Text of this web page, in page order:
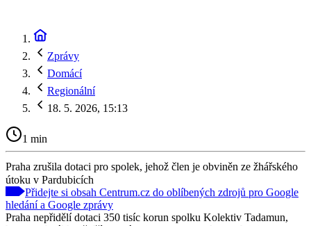
Zprávy
Domácí
Regionální
18. 5. 2026, 15:13
1 min
Praha zrušila dotaci pro spolek, jehož člen je obviněn ze žhářského
útoku v Pardubicích
Přidejte si obsah Centrum.cz do oblíbených zdrojů pro Google
hledání a Google zprávy
Praha nepřidělí dotaci 350 tisíc korun spolku Kolektiv Tadamun,